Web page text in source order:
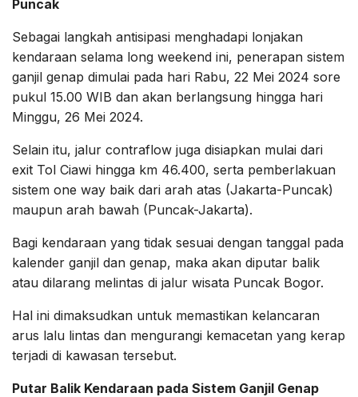
Puncak
Sebagai langkah antisipasi menghadapi lonjakan
kendaraan selama long weekend ini, penerapan sistem
ganjil genap dimulai pada hari Rabu, 22 Mei 2024 sore
pukul 15.00 WIB dan akan berlangsung hingga hari
Minggu, 26 Mei 2024.
Selain itu, jalur contraflow juga disiapkan mulai dari
exit Tol Ciawi hingga km 46.400, serta pemberlakuan
sistem one way baik dari arah atas (Jakarta-Puncak)
maupun arah bawah (Puncak-Jakarta).
Bagi kendaraan yang tidak sesuai dengan tanggal pada
kalender ganjil dan genap, maka akan diputar balik
atau dilarang melintas di jalur wisata Puncak Bogor.
Hal ini dimaksudkan untuk memastikan kelancaran
arus lalu lintas dan mengurangi kemacetan yang kerap
terjadi di kawasan tersebut.
Putar Balik Kendaraan pada Sistem Ganjil Genap